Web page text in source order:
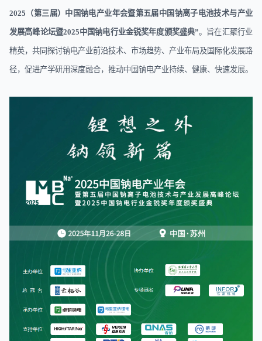
2025 （第三届）中国钠电产业年会暨第五届中国钠离子电池技术与产业
发展高峰论坛暨2025中国钠电行业金锐奖年度颁奖盛典”。旨在汇聚行业
精英，共同探讨钠电产业前沿技术、市场趋势、产业布局及国际化发展路
径，促进产学研用深度融合，推动中国钠电产业持续、健康、快速发展。